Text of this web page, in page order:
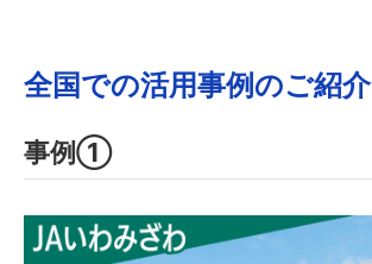
全国での活用事例のご紹介
事例①